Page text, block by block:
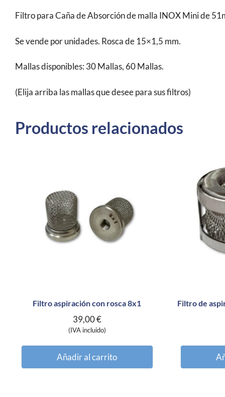
Filtro para Caña de Absorción de malla INOX Mini de
Se vende por unidades. Rosca de 15×1,5 mm.
Mallas disponibles: 30 Mallas, 60 Mallas.
(Elija arriba las mallas que desee para sus filtros)
Productos relacionados
Filtro aspiración con rosca 8x1
39,00€
(IVA incluido)
Añadir al carrito
Filtro de